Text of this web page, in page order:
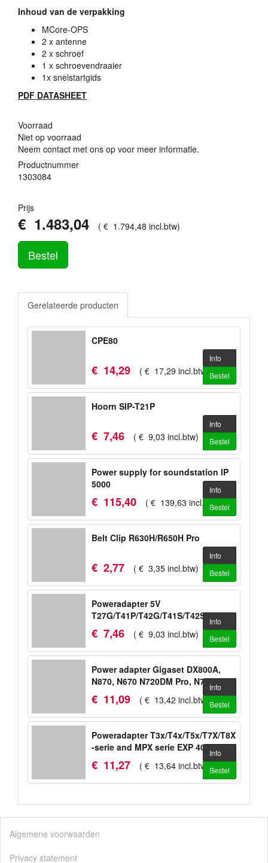
Inhoud van de verpakking
MCore-OPS
2 x antenne
2 x schroef
1 x schroevendraaier
1x snelstartgids
PDF DATASHEET
Voorraad
Niet op voorraad
Neem contact met ons op voor meer informatie.
Productnummer
1303084
Prijs
€ 1.483,04 ( € 1.794,48 incl.btw)
Bestel
Gerelateerde producten
CPE80
€ 14,29 ( € 17,29 incl.btw)
Info
Bestel
Hoorn SIP-T21P
€ 7,46 ( € 9,03 incl.btw)
Info
Bestel
Power supply for soundstation IP
5000
€ 115,40 ( € 139,63 incl.btw)
Info
Bestel
Belt Clip R630H/R650H Pro
€ 2,77 ( € 3,35 incl.btw)
Info
Bestel
Poweradapter 5V
T27G/T41P/T42G/T41S/T42S/T53/T53W/
€ 7,46 ( € 9,03 incl.btw)
Info
Bestel
Power adapter Gigaset DX800A,
N870, N670 N720DM Pro, N720IP
Pro
€ 11,09 ( € 13,42 incl.btw)
Info
Bestel
Poweradapter T3x/T4x/T5x/T7X/T8X
-serie and MPX serie EXP 40, EXP
50
€ 11,27 ( € 13,64 incl.btw)
Info
Bestel
Algemene voorwaarden
Privacy statement